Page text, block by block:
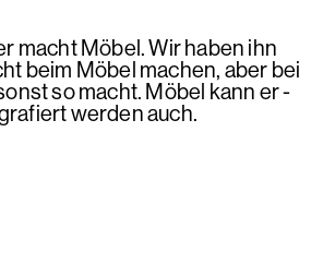
macht Möbel. Wir haben ihn
beim Möbel machen, aber bei
so macht. Möbel kann er -
werden auch.